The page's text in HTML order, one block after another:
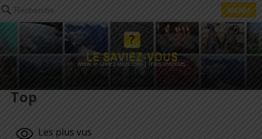
Recherche MENU
www.le-saviez-vous.com | Infos insolites
Top
Les plus vus